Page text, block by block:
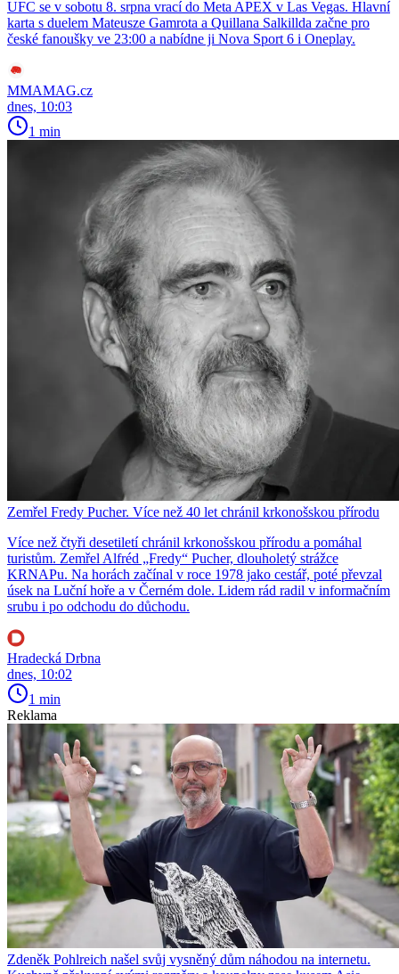
UFC se v sobotu 8. srpna vrací do Meta APEX v Las Vegas. Hlavní
karta s duelem Mateusze Gamrota a Quillana Salkillda začne pro
české fanoušky ve 23:00 a nabídne ji Nova Sport 6 i Oneplay.
MMAMAG.cz
dnes, 10:03
1 min
Zemřel Fredy Pucher. Více než 40 let chránil krkonošskou přírodu
Více než čtyři desetiletí chránil krkonošskou přírodu a pomáhal
turistům. Zemřel Alfréd „Fredy“ Pucher, dlouholetý strážce
KRNAPu. Na horách začínal v roce 1978 jako cestář, poté převzal
úsek na Luční hoře a v Černém dole. Lidem rád radil v informačním
srubu i po odchodu do důchodu.
Hradecká Drbna
dnes, 10:02
1 min
Reklama
Zdeněk Pohlreich našel svůj vysněný dům náhodou na internetu.